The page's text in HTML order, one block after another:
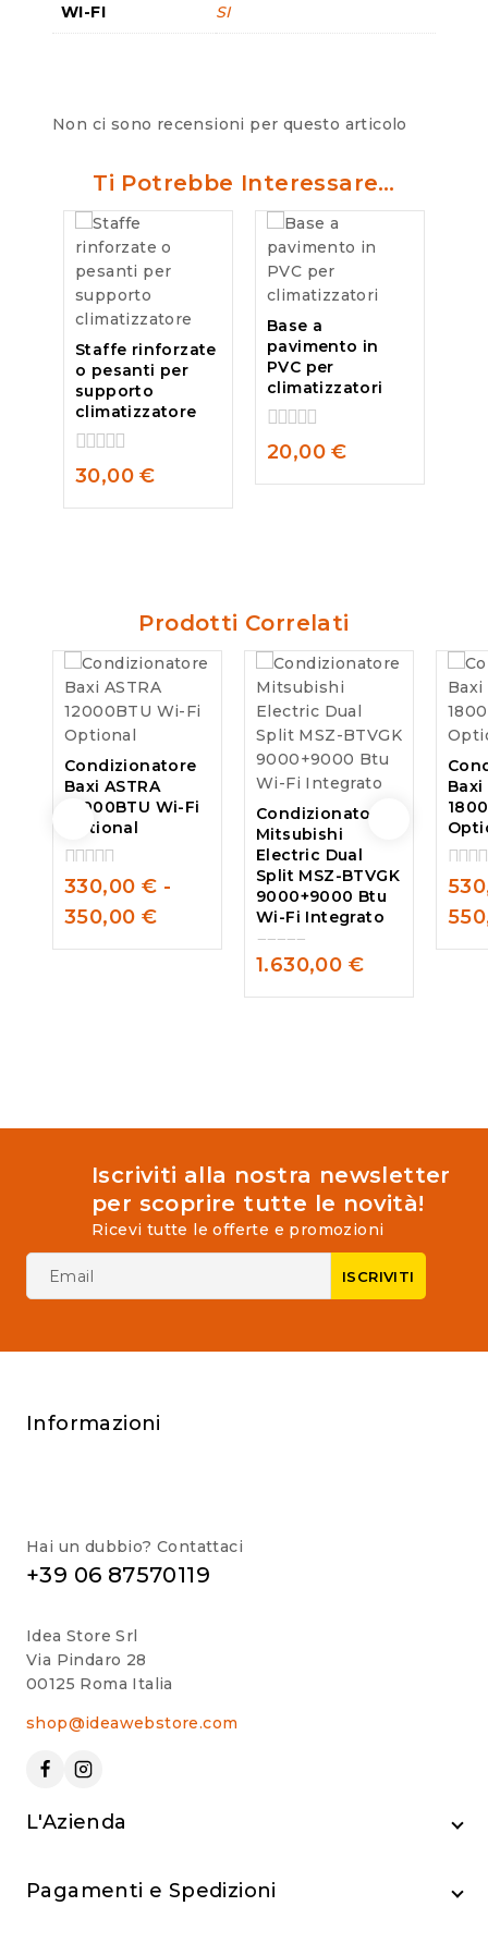
WI-FI SI
Non ci sono recensioni per questo articolo
Ti Potrebbe Interessare…
Staffe rinforzate
o pesanti per
supporto
climatizzatore
0
out
of
30,00€
Base a
pavimento in
PVC per
climatizzatori
0
out
of
20,00€
Prodotti Correlati
Condizionatore
Baxi ASTRA
12000BTU Wi-Fi
Optional
0
out
of
5
330,00 € -
350,00 €
Condizionatore
Mitsubishi
Electric Dual
Split MSZ-BTVGK
9000+9000 Btu
Wi-Fi Integrato
0
out
1.630,00 €
Baxi
0
out
of
5
Iscriviti alla nostra newsletter
per scoprire tutte le novità!
Ricevi tutte le offerte e promozioni
Informazioni
Hai un dubbio? Contattaci
+39 06 87570119
Idea Store Srl
Via Pindaro 28
00125 Roma Italia
shop@ideawebstore.com
L'Azienda
Pagamenti e Spedizioni